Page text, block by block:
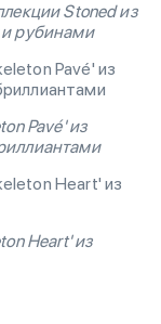
Stoned из
рубинами
Pavé' из
Heart' из